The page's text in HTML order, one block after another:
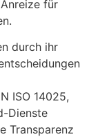
für
durch ihr
ISO 14025,
Dienste
Transparenz